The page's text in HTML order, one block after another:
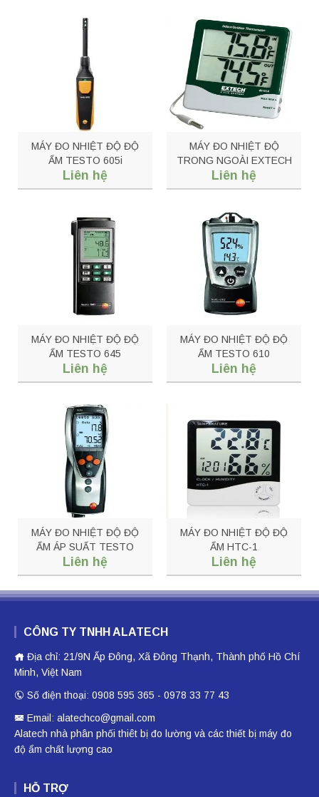
MÁY ĐO NHIỆT ĐỘ ĐỘ
ẨM TESTO 605i
Liên hệ
MÁY ĐO NHIỆT ĐỘ
TRONG NGOÀI EXTECH
401014
Liên hệ
MÁY ĐO NHIỆT ĐỘ ĐỘ
ẨM TESTO 645
Liên hệ
MÁY ĐO NHIỆT ĐỘ ĐỘ
ẨM TESTO 610
Liên hệ
MÁY ĐO NHIỆT ĐỘ ĐỘ
ẨM ÁP SUẤT TESTO
635-1
Liên hệ
MÁY ĐO NHIỆT ĐỘ ĐỘ
ẨM HTC-1
Liên hệ
CÔNG TY TNHH ALATECH
Địa chỉ: 21/9N Ấp Đông, Xã Đông Thạnh, Thành phố Hồ Chí
Minh, Việt Nam
Số điện thoại: 0908 595 365 - 0978 33 77 43
Email: alatechco@gmail.com
Alatech nhà phân phối thiêt bị đo lường và các thiết bị máy đo
độ ẩm chất lượng cao
HỖ TRỢ